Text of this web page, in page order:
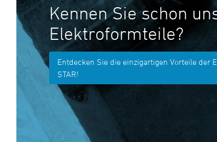
Kennen Sie schon
Elektroformteile?
Entdecken Sie die einzigartigen Vorteile der
STAR!